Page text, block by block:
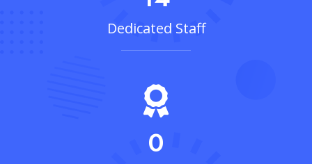
Dedicated Staff
0